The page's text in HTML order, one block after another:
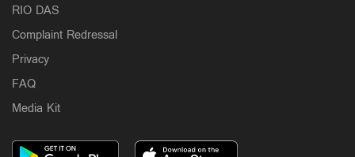
RIO DAS
Complaint Redressal
Privacy
FAQ
Media Kit